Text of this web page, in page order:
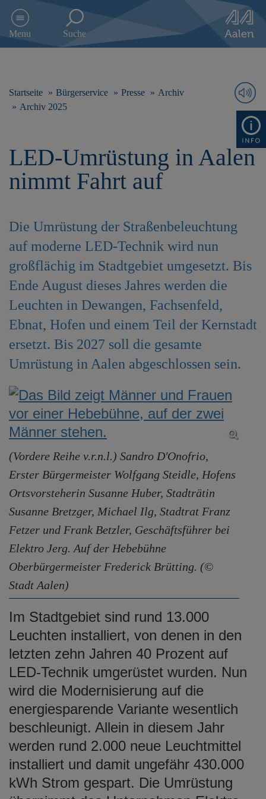
e
Menu Suche
Startseite Bürgerservice Presse
Archiv
Archiv 2025
LED-Umrüstung in Aalen
nimmt Fahrt auf
Die Umrüstung der Straßenbeleuchtung
auf moderne LED-Technik wird nun
großflächig im Stadtgebiet umgesetzt. Bis
Ende August dieses Jahres werden die
Leuchten in Dewangen, Fachsenfeld,
Ebnat, Hofen und einem Teil der Kernstadt
ersetzt. Bis 2027 soll die gesamte
Umrüstung in Aalen abgeschlossen sein.
(Vordere Reihe v.r.n.l.) Sandro D'Onofrio,
Erster Bürgermeister Wolfgang Steidle, Hofens
Ortsvorsteherin Susanne Huber, Stadträtin
Susanne Bretzger, Michael Ilg, Stadtrat Franz
Fetzer und Frank Betzler, Geschäftsführer bei
Elektro Jerg. Auf der Hebebühne
Oberbürgermeister Frederick Brütting. (©
Stadt Aalen)
Im Stadtgebiet sind rund 13.000
Leuchten installiert, von denen in den
letzten zehn Jahren 40 Prozent auf
LED-Technik umgerüstet wurden. Nun
wird die Modernisierung auf die
energiesparende Variante wesentlich
beschleunigt. Allein in diesem Jahr
werden rund 2.000 neue Leuchtmittel
installiert und damit ungefähr 430.000
kWh Strom gespart. Die Umrüstung